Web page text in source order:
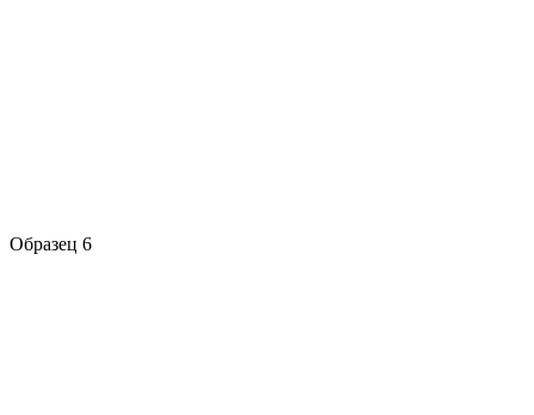
Образец 6